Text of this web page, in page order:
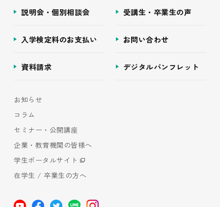
説明会・個別相談会 受講生・卒業生の声
入学検定料のお支払い お問い合わせ
資料請求 デジタルパンフレット
お知らせ
コラム
セミナー・公開講座
企業・教育機関の皆様へ
学生ポータルサイト
在学生 / 卒業生の方へ